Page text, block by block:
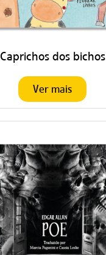
Caprichos dos bichos
Ver mais